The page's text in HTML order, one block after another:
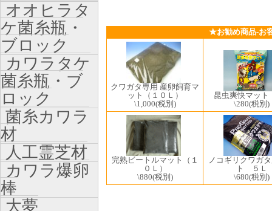
★お勧め商品-お
クワガタ専用 産卵飼育マ
ット（１０Ｌ）
\1,000(税別)
昆虫爽快マッ
\280(税別)
完熟ビートルマット（１
０Ｌ）
\880(税別)
ノコギリクワガ
ト ５Ｌ
\680(税別)
オオヒラタ
ケ菌糸瓶・
ブロック
カワラタケ
菌糸瓶・ブ
ロック
菌糸カワラ
材
人工霊芝材
カワラ爆卵
棒
大夢